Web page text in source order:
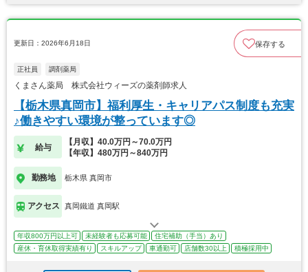
更新日：2026年6月18日 保存する
正社員 調剤薬局
くまさん薬局 株式会社ウィーズの薬剤師求人
【栃木県真岡市】福利厚生・キャリアパス制度も充実
♪働きやすい環境が整っています◎
給与
【月収】40.0万円～70.0万円
【年収】480万円～840万円
勤務地 栃木県 真岡市
アクセス 真岡鐵道 真岡駅
年収800万円以上可 未経験者も応募可能
住宅補助（手当）あり
産休・育休取得実績有り
スキルアップ 車通勤可 店舗数30以上 積極採用中